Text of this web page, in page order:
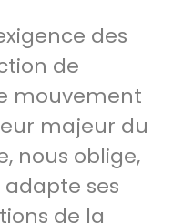
des
de
mouvement
majeur du
nous oblige,
adapte ses
de la